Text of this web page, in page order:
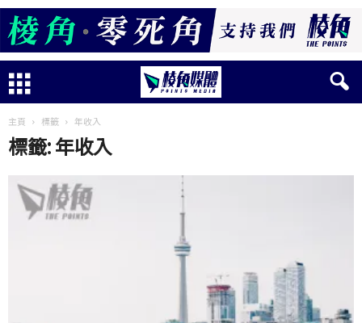
主頁 標籤 年收入
標籤: 年收入